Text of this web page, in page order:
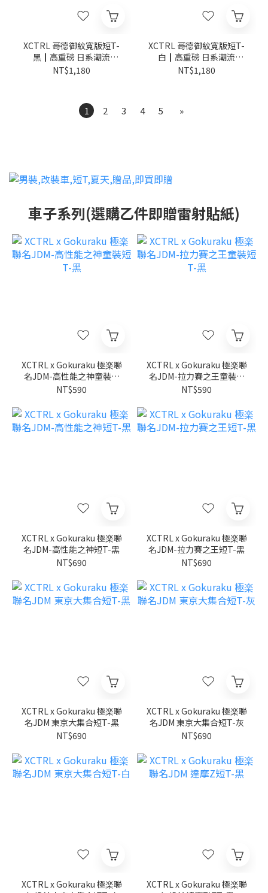
XCTRL 哥德御紋寬版短T-
黑┃高重磅 日系潮流
Oversize
NT$1,180
XCTRL 哥德御紋寬版短T-
白┃高重磅 日系潮流
Oversize
NT$1,180
1 2 3 4 5 »
車子系列(選購乙件即贈雷射貼紙)
XCTRL x Gokuraku 極楽聯
名JDM-高性能之神童裝短
T-黑
NT$590
XCTRL x Gokuraku 極楽聯
名JDM-拉力賽之王童裝短
T-黑
NT$590
XCTRL x Gokuraku 極楽聯
名JDM-高性能之神短T-黑
NT$690
XCTRL x Gokuraku 極楽聯
名JDM-拉力賽之王短T-黑
NT$690
XCTRL x Gokuraku 極楽聯
名JDM 東京大集合短T-黑
NT$690
XCTRL x Gokuraku 極楽聯
名JDM 東京大集合短T-灰
NT$690
XCTRL x Gokuraku 極楽聯
XCTRL x Gokuraku 極楽聯